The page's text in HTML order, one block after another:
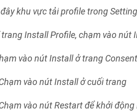
khu vực tải profile trong
trang Install Profile, chạm vào nút
vào nút Install ở trang
vào nút Install ở cuối trang
vào nút Restart để khởi